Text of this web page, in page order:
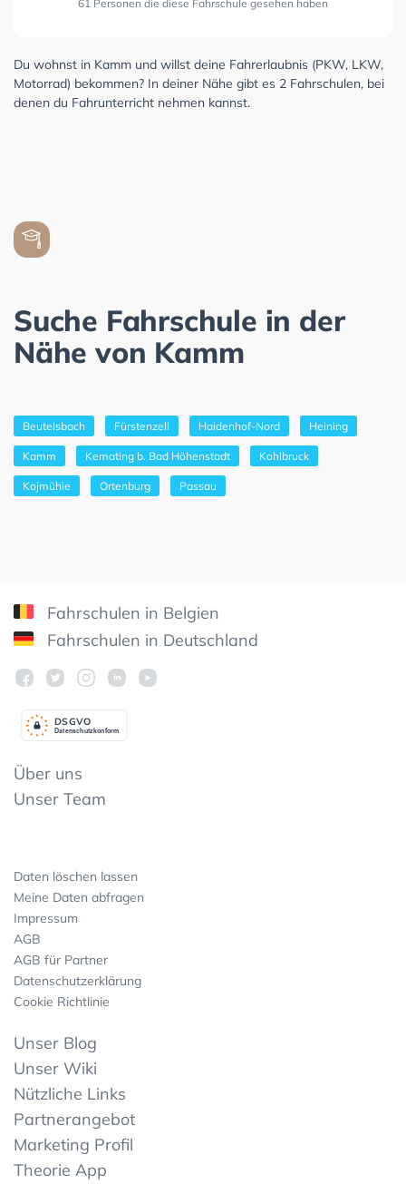
61 Personen die diese Fahrschule gesehen haben
Du wohnst in Kamm und willst deine Fahrerlaubnis (PKW, LKW,
Motorrad) bekommen? In deiner Nähe gibt es 2 Fahrschulen, bei
denen du Fahrunterricht nehmen kannst.
Suche Fahrschule in der
Nähe von Kamm
Beutelsbach Fürstenzell Haidenhof-Nord Heining
Kamm Kemating b. Bad Höhenstadt Kohlbruck
Kojmühle Ortenburg Passau
Fahrschulen in Belgien
Fahrschulen in Deutschland
Datenschutzkonform
DSGVO
Über uns
Unser Team
Daten löschen lassen
Meine Daten abfragen
Impressum
AGB
AGB für Partner
Datenschutzerklärung
Cookie Richtlinie
Unser Blog
Unser Wiki
Nützliche Links
Partnerangebot
Marketing Profil
Theorie App